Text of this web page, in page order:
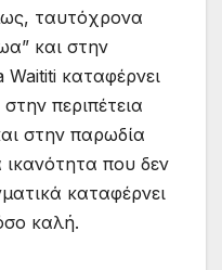
ταυτόχρονα
και στην
Waititi καταφέρνει
περιπέτεια
στην παρωδία
ικανότητα που δεν
καταφέρνει
καλή.